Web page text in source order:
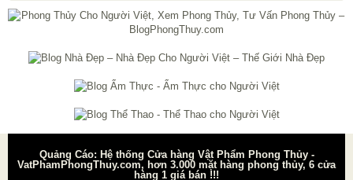
Quảng Cáo: Hệ thống Cửa hàng Vật Phẩm Phong Thủy -
VatPhamPhongThuy.com, hơn 3.000 mặt hàng phong thủy, 6 cửa
hàng 1 giá bán !!!